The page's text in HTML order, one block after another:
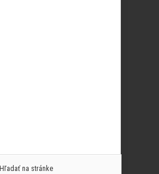
Hľadať na stránke